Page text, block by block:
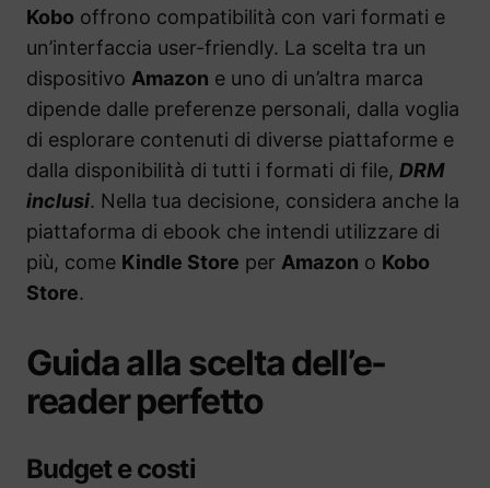
Kobo offrono compatibilità con vari formati e
un’interfaccia user-friendly. La scelta tra un
dispositivo Amazon e uno di un’altra marca
dipende dalle preferenze personali, dalla voglia
di esplorare contenuti di diverse piattaforme e
dalla disponibilità di tutti i formati di file, DRM
inclusi. Nella tua decisione, considera anche la
piattaforma di ebook che intendi utilizzare di
più, come Kindle Store per Amazon o Kobo
Store.
Guida alla scelta dell’e-
reader perfetto
Budget e costi